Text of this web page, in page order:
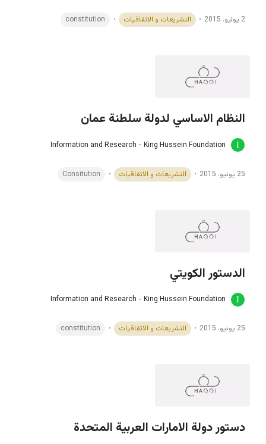
2 يوليو، 2015 التشريعات و الاتفاقيات constitution
النظام الاساسي لدولة سلطنة عمان
Information and Research - King Hussein Foundation
25 يونيو، 2015 التشريعات و الاتفاقيات Consitution
الدستور الكويتي
Information and Research - King Hussein Foundation
25 يونيو، 2015 التشريعات و الاتفاقيات constitution
دستور دولة الامارات العربية المتحدة